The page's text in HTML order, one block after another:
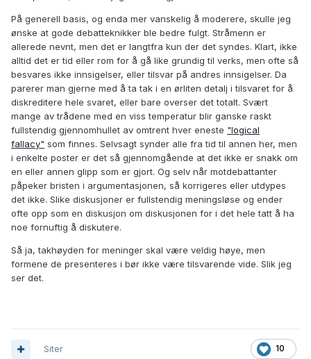
På generell basis, og enda mer vanskelig å moderere, skulle jeg
ønske at gode debatteknikker ble bedre fulgt. Stråmenn er
allerede nevnt, men det er langtfra kun der det syndes. Klart, ikke
alltid det er tid eller rom for å gå like grundig til verks, men ofte så
besvares ikke innsigelser, eller tilsvar på andres innsigelser. Da
parerer man gjerne med å ta tak i en ørliten detalj i tilsvaret for å
diskreditere hele svaret, eller bare overser det totalt. Svært
mange av trådene med en viss temperatur blir ganske raskt
fullstendig gjennomhullet av omtrent hver eneste "logical
fallacy" som finnes. Selvsagt synder alle fra tid til annen her, men
i enkelte poster er det så gjennomgående at det ikke er snakk om
en eller annen glipp som er gjort. Og selv når motdebattanter
påpeker bristen i argumentasjonen, så korrigeres eller utdypes
det ikke. Slike diskusjoner er fullstendig meningsløse og ender
ofte opp som en diskusjon om diskusjonen for i det hele tatt å ha
noe fornuftig å diskutere.
Så ja, takhøyden for meninger skal være veldig høye, men
formene de presenteres i bør ikke være tilsvarende vide. Slik jeg
ser det.
10
Siter